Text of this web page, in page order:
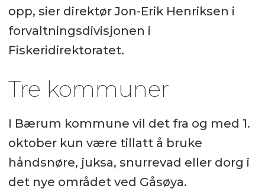
opp, sier direktør Jon-Erik Henriksen i
forvaltningsdivisjonen i
Fiskeridirektoratet.
Tre kommuner
I Bærum kommune vil det fra og med 1.
oktober kun være tillatt å bruke
håndsnøre, juksa, snurrevad eller dorg i
det nye området ved Gåsøya.